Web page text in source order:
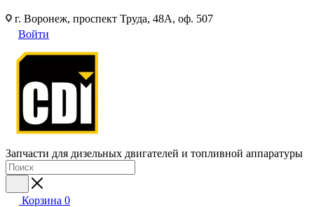
г. Воронеж, проспект Труда, 48А, оф. 507
Войти
Запчасти для дизельных двигателей и топливной аппаратуры
Корзина 0